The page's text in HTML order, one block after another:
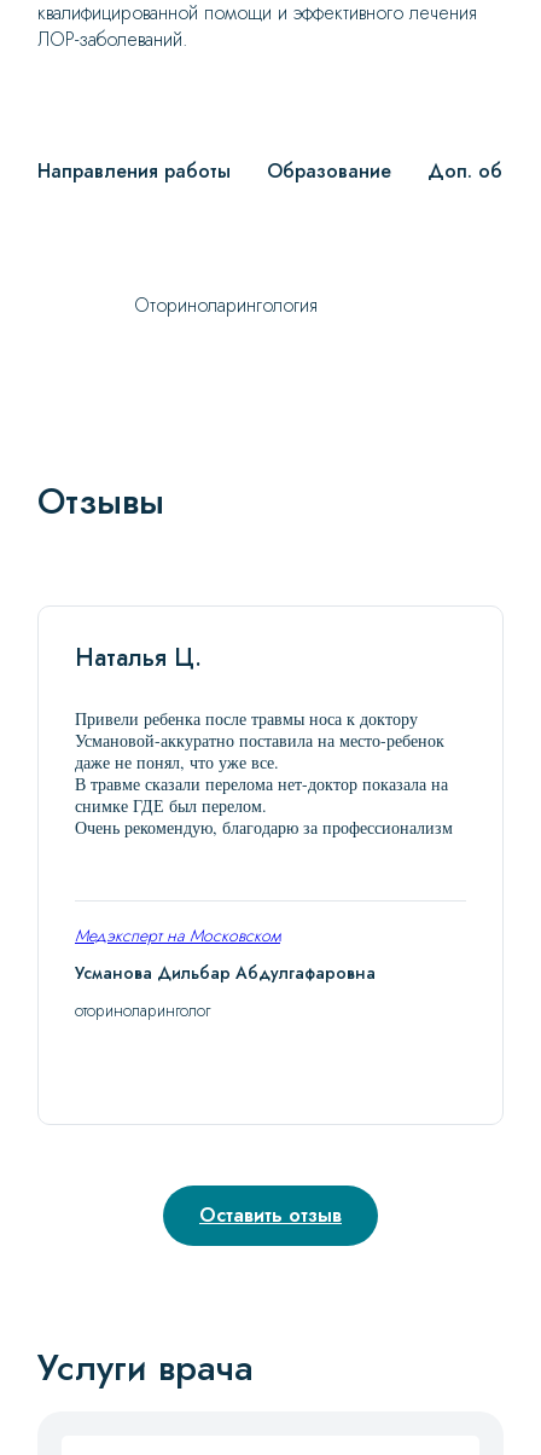
квалифицированной помощи и эффективного лечения
ЛОР-заболеваний.
Направления работы Образование Доп.
Оториноларингология
Отзывы
Наталья Ц.
Привели ребенка после травмы носа к доктору
Усмановой-аккуратно поставила на место-ребенок
даже не понял, что уже все.
В травме сказали перелома нет-доктор показала на
снимке ГДЕ был перелом.
Очень рекомендую, благодарю за профессионализм
Медэксперт на Московском
Усманова Дильбар Абдулгафаровна
оториноларинголог
Оставить отзыв
Услуги врача